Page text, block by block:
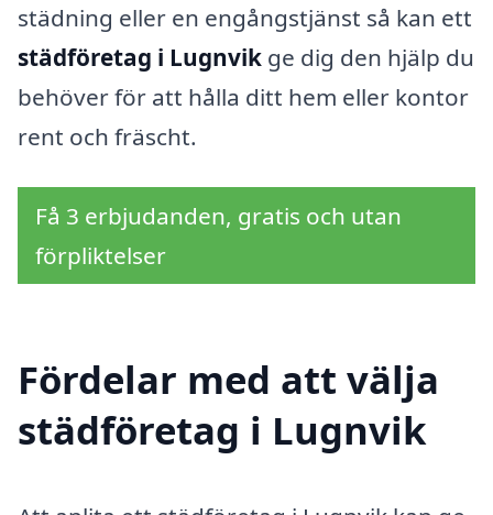
städning eller en engångstjänst så kan ett
städföretag i Lugnvik ge dig den hjälp du
behöver för att hålla ditt hem eller kontor
rent och fräscht.
Få 3 erbjudanden, gratis och utan
förpliktelser
Fördelar med att välja
städföretag i Lugnvik